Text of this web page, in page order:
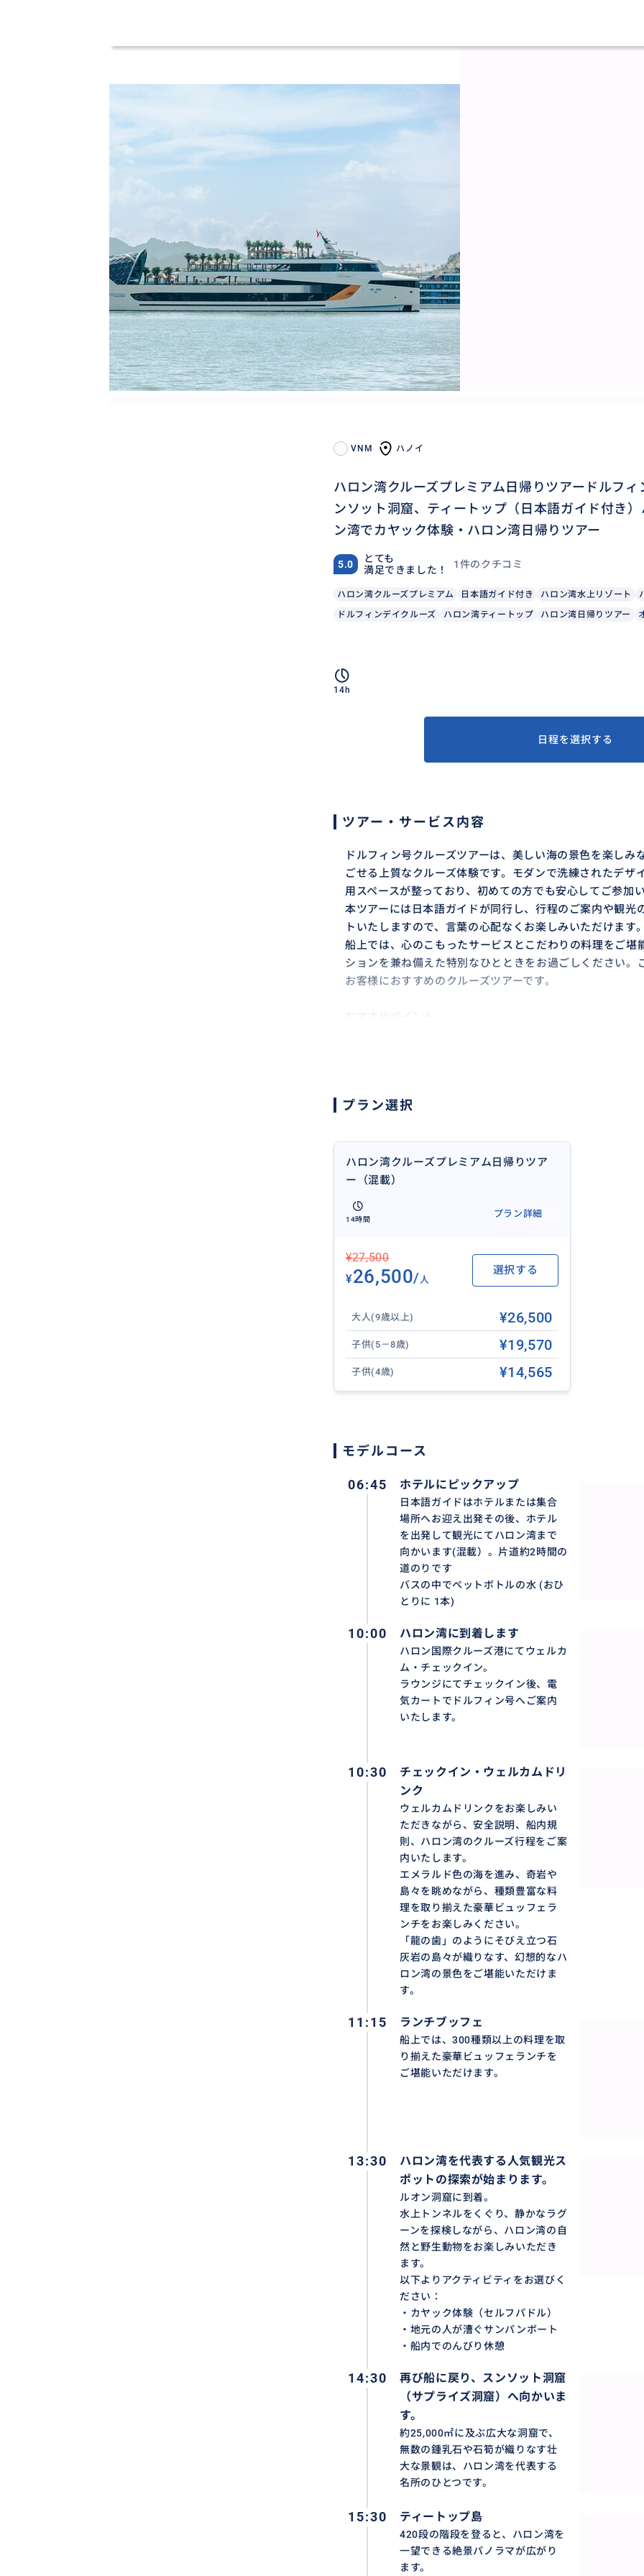
VNM ハノイ
ハロン湾クルーズプレミアム日帰りツアードルフィ
ンソット洞窟、ティートップ（日本語ガイド付き
ン湾でカヤック体験・ハロン湾日帰りツアー
5.0
とても
満足できました！
1件のクチコミ
ハロン湾クルーズプレミアム 日本語ガイド付き ハロン湾水上リゾート
ドルフィンデイクルーズ
ハロン湾ティートップ ハロン湾日帰りツアー
14h
日程を選択する
ツアー・サービス内容
ドルフィン号クルーズツアーは、美しい海の景色を楽しみ
ごせる上質なクルーズ体験です。モダンで洗練されたデザ
用スペースが整っており、初めての方でも安心してご参加い
本ツアーには日本語ガイドが同行し、行程のご案内や観光
トいたしますので、言葉の心配なくお楽しみいただけます。
船上では、心のこもったサービスとこだわりの料理をご堪
ションを兼ね備えた特別なひとときをお過ごしください。
お客様におすすめのクルーズツアーです。
✔ 日本語ガイド同行で安心
✔ 豪華ビュッフェランチ付き
船上で楽しむ高級ビュッフェ。美しいハロン湾の景色と
✔ 人気アクティビティ込み
✔ ハロン湾の名所を満喫
ルオン洞窟、スンソット洞窟、ティートップ島など代表
✔ ハノイ往復送迎付き
ハノイ市内ホテルからの送迎付きで移動も快適。
6つ星ドルフィン号 日帰りクルーズ体験
6つ星クラスの豪華客船ドルフィン号で、ハロン湾を満喫
されたデザインの船内、広々としたデッキ、ラグジュアリ
を演出します。
ルオン洞窟でのカヤックやサンパンボート体験、スンソッ
想的な景観、ティートップ島からの絶景パノラマなど、ハ
プラン選択
ハロン湾クルーズプレミアム日帰りツア
ー（混載）
14時間
プラン詳細
¥27,500
¥26,500/人
選択する
大人(9歳以上) ¥26,500
子供(5－8歳) ¥19,570
子供(4歳) ¥14,565
モデルコース
06:45 ホテルにピックアップ
日本語ガイドはホテルまたは集合
場所へお迎え出発その後、ホテル
を出発して観光にてハロン湾まで
向かいます(混載）。片道約2時間の
道のりです
バスの中でペットボトルの水 (おひ
とりに 1本)
10:00 ハロン湾に到着します
ハロン国際クルーズ港にてウェルカ
ム・チェックイン。
ラウンジにてチェックイン後、電
気カートでドルフィン号へご案内
いたします。
10:30
チェックイン・ウェルカムドリ
ンク
ウェルカムドリンクをお楽しみい
ただきながら、安全説明、船内規
則、ハロン湾のクルーズ行程をご案
内いたします。
エメラルド色の海を進み、奇岩や
島々を眺めながら、種類豊富な料
理を取り揃えた豪華ビュッフェラ
ンチをお楽しみください。
「龍の歯」のようにそびえ立つ石
灰岩の島々が織りなす、幻想的なハ
ロン湾の景色をご堪能いただけま
す。
11:15 ランチブッフェ
船上では、300種類以上の料理を取
り揃えた豪華ビュッフェランチを
ご堪能いただけます。
13:30
ハロン湾を代表する人気観光ス
ポットの探索が始まります。
ルオン洞窟に到着。
水上トンネルをくぐり、静かなラグ
ーンを探検しながら、ハロン湾の自
然と野生動物をお楽しみいただき
ます。
以下よりアクティビティをお選びく
ださい：
・カヤック体験（セルフパドル）
・地元の人が漕ぐサンパンボート
・船内でのんびり休憩
14:30
再び船に戻り、スンソット洞窟
（サプライズ洞窟）へ向かいま
す。
約25,000㎡に及ぶ広大な洞窟で、
無数の鍾乳石や石筍が織りなす壮
大な景観は、ハロン湾を代表する
名所のひとつです。
15:30 ティートップ島
420段の階段を登ると、ハロン湾を
一望できる絶景パノラマが広がり
ます。